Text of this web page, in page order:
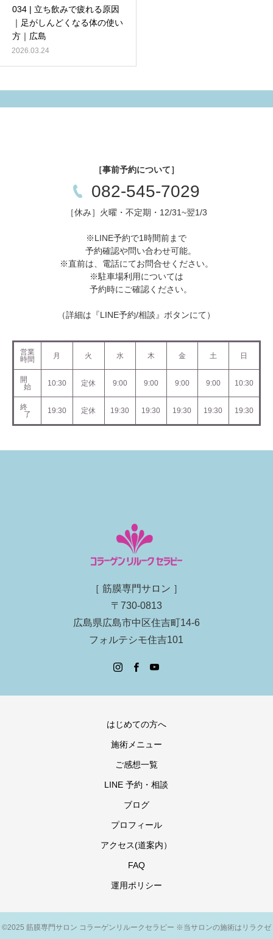
034 | 立ち飲みで疲れる原因
｜足がしんどくなる体の使い
方｜広島
2026.03.24
［事前予約について］
082-545-7029
［休み］火曜・不定期・12/31~翌1/3
※LINE予約で1時間前まで
予約確認や問い合わせ可能。
※直前は、電話にてお問合せください。
※駐車場利用については
予約時にご確認ください。
（詳細は『LINE予約/相談』ボタンにて）
営業
時間
月 火 水 木 金 土 日
開
始
10:30 定休 9:00 9:00 9:00 9:00 10:30
終
了
19:30 定休 19:30 19:30 19:30 19:30 19:30
［ 筋膜専門サロン ］
〒730-0813
広島県広島市中区住吉町14-6
フォルテシモ住吉101
はじめての方へ
施術メニュー
ご感想一覧
LINE 予約・相談
ブログ
プロフィール
アクセス(道案内）
FAQ
運用ポリシー
©2025 筋膜専門サロン コラーゲンリルークセラピー ※当サロンの施術はリラクゼ